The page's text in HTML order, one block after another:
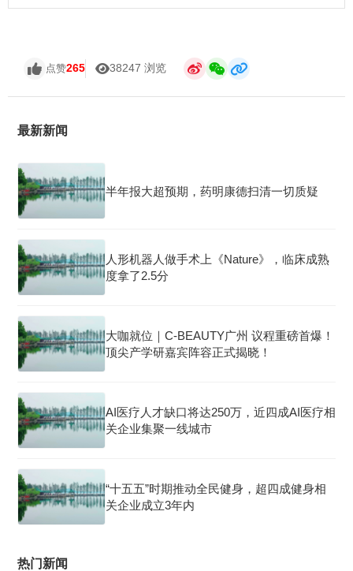
点赞265 38247 浏览
最新新闻
半年报大超预期，药明康德扫清一切质疑
人形机器人做手术上《Nature》，临床成熟
度拿了2.5分
大咖就位｜C-BEAUTY广州 议程重磅首爆！
顶尖产学研嘉宾阵容正式揭晓！
AI医疗人才缺口将达250万，近四成AI医疗相
关企业集聚一线城市
“十五五”时期推动全民健身，超四成健身相
关企业成立3年内
热门新闻